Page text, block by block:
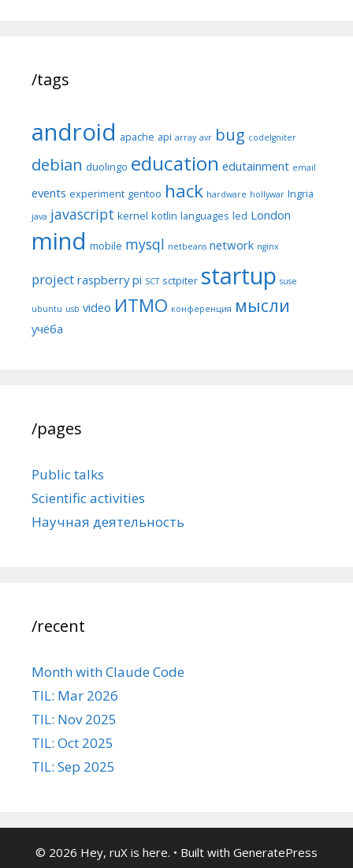
/tags
android apache api array avr bug codeIgniter
debian duolingo education edutainment email
events experiment gentoo hack hardware hollywar Ingria
java javascript kernel kotlin languages led London
mind mobile mysql netbeans network nginx
project raspberry pi SCT sctpiter startup suse
ubuntu usb video ИТМО конференция мысли
учёба
/pages
Public talks
Scientific activities
Научная деятельность
/recent
Month with Claude Code
TIL: Mar 2026
TIL: Nov 2025
TIL: Oct 2025
TIL: Sep 2025
© 2026 Hey, ruX is here. • Built with GeneratePress